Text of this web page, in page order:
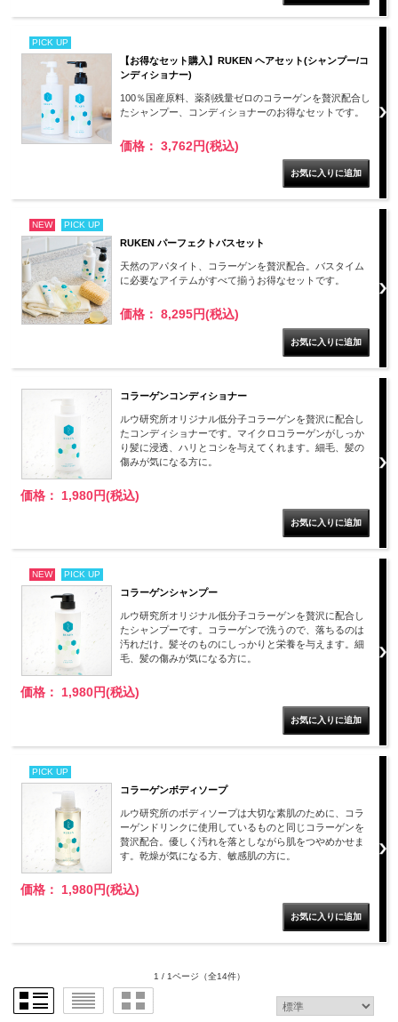
PICK UP
【お得なセット購入】RUKEN ヘアセット(シャンプー/コ
ンディショナー)
100％国産原料、薬剤残量ゼロのコラーゲンを贅沢配合し
たシャンプー、コンディショナーのお得なセットです。
価格： 3,762円(税込)
NEW PICK UP
RUKEN パーフェクトバスセット
天然のアパタイト、コラーゲンを贅沢配合。バスタイム
に必要なアイテムがすべて揃うお得なセットです。
価格： 8,295円(税込)
コラーゲンコンディショナー
ルウ研究所オリジナル低分子コラーゲンを贅沢に配合し
たコンディショナーです。マイクロコラーゲンがしっか
り髪に浸透、ハリとコシを与えてくれます。細毛、髪の
傷みが気になる方に。
価格： 1,980円(税込)
NEW PICK UP
コラーゲンシャンプー
ルウ研究所オリジナル低分子コラーゲンを贅沢に配合し
たシャンプーです。コラーゲンで洗うので、落ちるのは
汚れだけ。髪そのものにしっかりと栄養を与えます。細
毛、髪の傷みが気になる方に。
価格： 1,980円(税込)
PICK UP
コラーゲンボディソープ
ルウ研究所のボディソープは大切な素肌のために、コラ
ーゲンドリンクに使用しているものと同じコラーゲンを
贅沢配合。優しく汚れを落としながら肌をつやめかせま
す。乾燥が気になる方、敏感肌の方に。
価格： 1,980円(税込)
1 / 1ページ （全14件）